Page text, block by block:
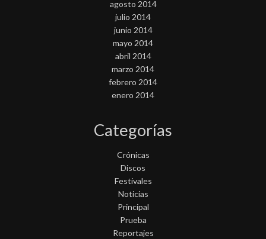
agosto 2014
julio 2014
junio 2014
mayo 2014
abril 2014
marzo 2014
febrero 2014
enero 2014
Categorías
Crónicas
Discos
Festivales
Noticias
Principal
Prueba
Reportajes